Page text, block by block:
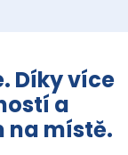
Díky více
a
na místě.